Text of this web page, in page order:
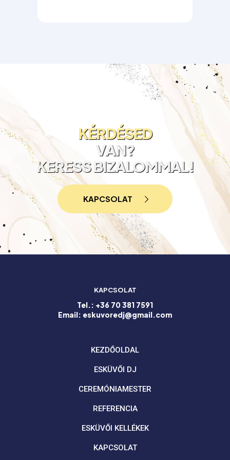
KÉRDÉSED
VAN?
KERESS BIZALOMMAL!
KAPCSOLAT
KAPCSOLAT
Tel.: +36 70 381 7591
Email: eskuvoredj@gmail.com
KEZDŐOLDAL
ESKÜVŐI DJ
CEREMÓNIAMESTER
REFERENCIA
ESKÜVŐI KELLÉKEK
KAPCSOLAT